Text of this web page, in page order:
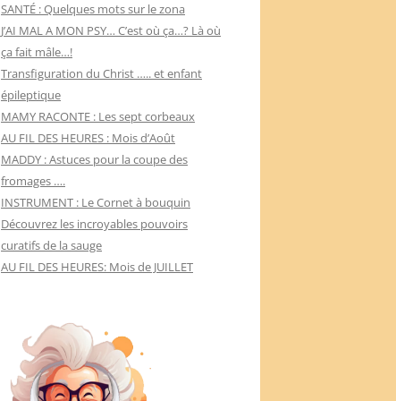
SANTÉ : Quelques mots sur le zona
J’AI MAL A MON PSY… C’est où ça…? Là où
ça fait mâle…!
Transfiguration du Christ ….. et enfant
épileptique
MAMY RACONTE : Les sept corbeaux
AU FIL DES HEURES : Mois d’Août
MADDY : Astuces pour la coupe des
fromages ….
INSTRUMENT : Le Cornet à bouquin
Découvrez les incroyables pouvoirs
curatifs de la sauge
AU FIL DES HEURES: Mois de JUILLET